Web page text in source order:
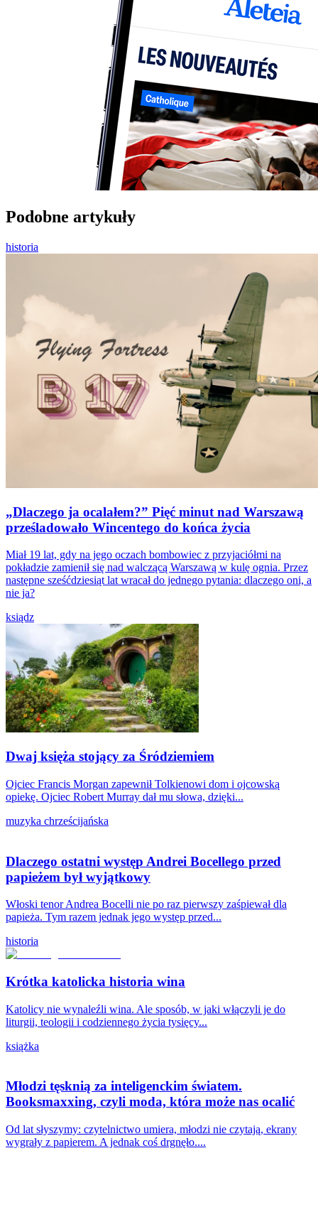
Podobne artykuły
historia
„Dlaczego ja ocalałem?” Pięć minut nad Warszawą
prześladowało Wincentego do końca życia
Miał 19 lat, gdy na jego oczach bombowiec z przyjaciółmi na
pokładzie zamienił się nad walczącą Warszawą w kulę ognia. Przez
następne sześćdziesiąt lat wracał do jednego pytania: dlaczego oni, a
nie ja?
ksiądz
Dwaj księża stojący za Śródziemiem
Ojciec Francis Morgan zapewnił Tolkienowi dom i ojcowską
opiekę. Ojciec Robert Murray dał mu słowa, dzięki...
muzyka chrześcijańska
Dlaczego ostatni występ Andrei Bocellego przed
papieżem był wyjątkowy
Włoski tenor Andrea Bocelli nie po raz pierwszy zaśpiewał dla
papieża. Tym razem jednak jego występ przed...
historia
Krótka katolicka historia wina
Katolicy nie wynaleźli wina. Ale sposób, w jaki włączyli je do
liturgii, teologii i codziennego życia tysięcy...
książka
Młodzi tęsknią za inteligenckim światem.
Booksmaxxing, czyli moda, która może nas ocalić
Od lat słyszymy: czytelnictwo umiera, młodzi nie czytają, ekrany
wygrały z papierem. A jednak coś drgnęło....